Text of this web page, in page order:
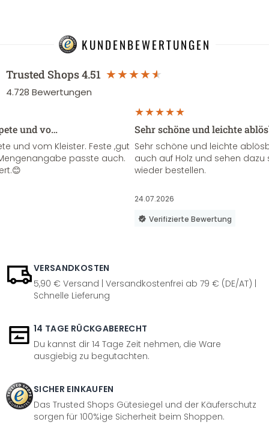
KUNDENBEWERTUNGEN
Trusted Shops4.51
4.728 Bewertungen
und vo…
und vom Kleister. Feste ,gut
passte auch.
Sehr schöne und leichte
Sehr schöne und leichte
auch auf Holz und sehen
wieder bestellen.
24.07.2026
Verifizierte Bewertung
VERSANDKOSTEN
5,90 € Versand | Versandkostenfrei ab 79 € (DE/AT) |
Schnelle Lieferung
14 TAGE RÜCKGABERECHT
Du kannst dir 14 Tage Zeit nehmen, die Ware
ausgiebig zu begutachten.
SICHER EINKAUFEN
Das Trusted Shops Gütesiegel und der Käuferschutz
sorgen für 100%ige Sicherheit beim Shoppen.